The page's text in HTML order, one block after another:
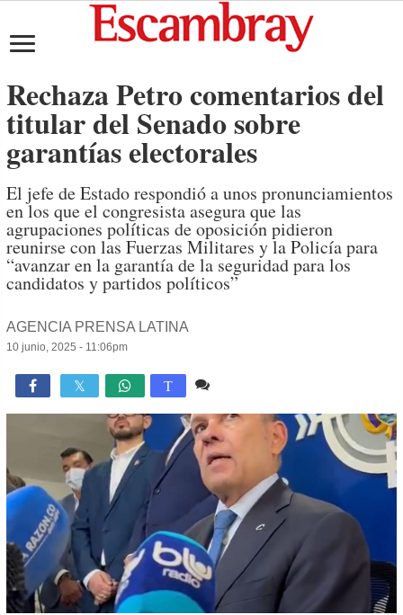
Rechaza Petro comentarios del
titular del Senado sobre
garantías electorales
El jefe de Estado respondió a unos pronunciamientos
en los que el congresista asegura que las
agrupaciones políticas de oposición pidieron
reunirse con las Fuerzas Militares y la Policía para
“avanzar en la garantía de la seguridad para los
candidatos y partidos políticos”
AGENCIA PRENSA LATINA
10 junio, 2025 - 11:06pm
 T